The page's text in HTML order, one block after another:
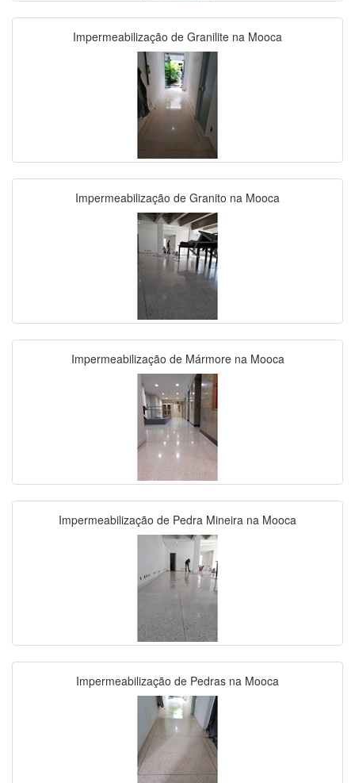
Impermeabilização de Granilite na Mooca
Impermeabilização de Granito na Mooca
Impermeabilização de Mármore na Mooca
Impermeabilização de Pedra Mineira na Mooca
Impermeabilização de Pedras na Mooca